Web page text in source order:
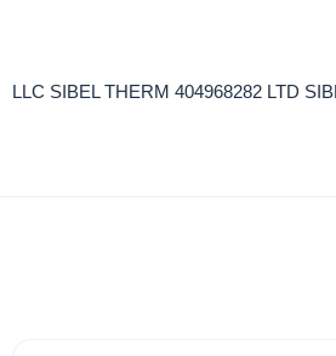
LLC SIBEL THERM 404968282 LTD